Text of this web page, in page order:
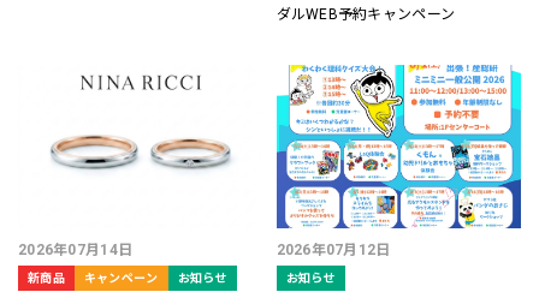
ダルWEB予約キャンペーン
2026年07月14日
新商品 キャンペーン お知らせ
2026年07月12日
お知らせ